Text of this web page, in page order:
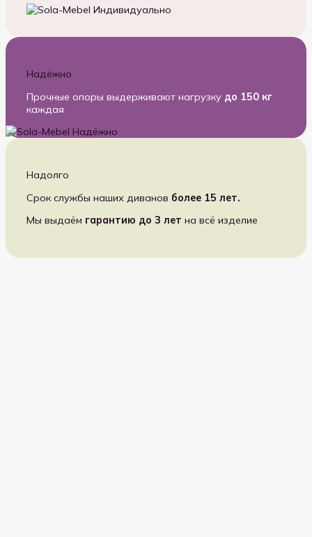
Надёжно
Прочные опоры выдерживают нагрузку до 150 кг
каждая
Надолго
Срок службы наших диванов более 15 лет.
Мы выдаём гарантию до 3 лет на всё изделие